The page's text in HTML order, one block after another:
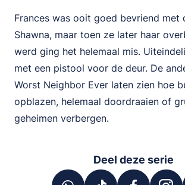
Frances was ooit goed bevriend met
Shawna, maar toen ze later haar
werd ging het helemaal mis.
met een pistool voor de deur. De
Worst Neighbor Ever laten zien hoe
opblazen, helemaal doordraaien of
geheimen verbergen.
Deel deze serie